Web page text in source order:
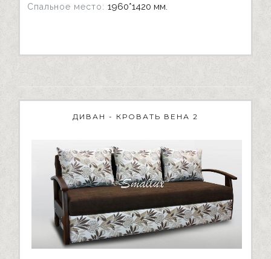
Спальное место: 1960*1420 мм.
ДИВАН - КРОВАТЬ ВЕНА 2